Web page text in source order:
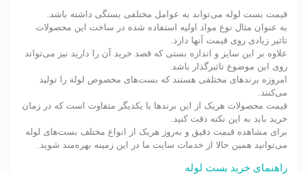
قیمت بست لوله می‌تواند به عوامل مختلفی بستگی داشته باشد.
به عنوان مثال نوع مواد اولیه استفاده شده در ساخت این محصولات
تاثیر زیادی روی قیمت آنها دارد.
علاوه بر این سایز و اندازه بستی که قصد خرید آن را دارید نیز می‌تواند
روی این موضوع تاثیرگذار باشد.
امروزه برندهای مختلفی هستند که بست‌های مخصوص لوله را تولید
می‌کنند.
قیمت محصولات هریک از این برندها با یکدیگر متفاوت است که در زمان
خرید باید به این نکته دقت کنید.
برای مشاهده قیمت دقیق و به‌روز هریک از انواع مختلف بست‌های لوله
می‌توانید همین حالا از خدمات سایت ما در این زمینه بهره‌مند شوید.
راهنمای خرید بست لوله